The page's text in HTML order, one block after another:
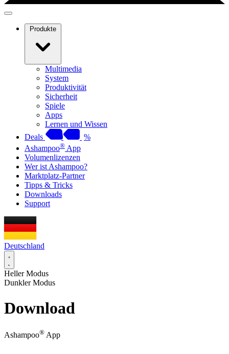
Produkte
Multimedia
System
Produktivität
Sicherheit
Spiele
Apps
Lernen und Wissen
Deals
%
Ashampoo® App
Volumenlizenzen
Wer ist Ashampoo?
Marktplatz-Partner
Tipps & Tricks
Downloads
Support
Deutschland
Heller Modus
Dunkler Modus
Download
Ashampoo® App